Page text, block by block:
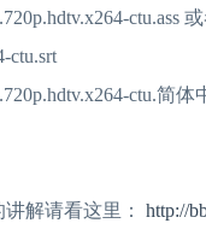
ctu.ass
ctu.srt
ctu.简
解请看这里： http://